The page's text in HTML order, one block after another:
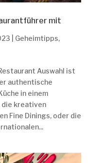
mit
Geheimtipps,
Auswahl ist
authentische
in einem
kreativen
Fine Dinings, oder die